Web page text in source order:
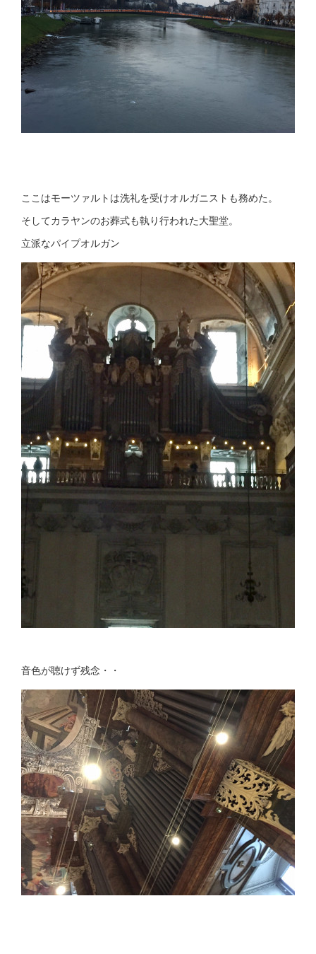
ここはモーツァルトは洗礼を受けオルガニストも務めた。
そしてカラヤンのお葬式も執り行われた大聖堂。
立派なパイプオルガン
音色が聴けず残念・・